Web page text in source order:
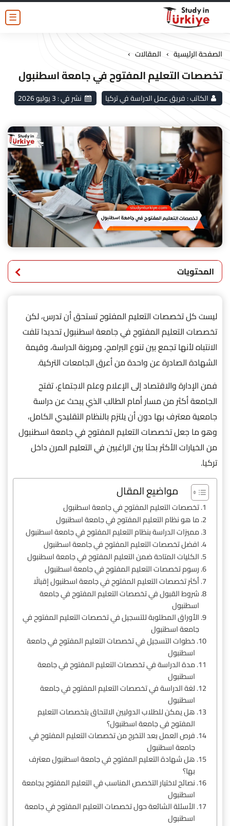
☰
الصفحة الرئيسية › المقالات ›
تخصصات التعليم المفتوح في جامعة اسطنبول
الكاتب :فريق عمل الدراسة في تركيا نشر في :3 يوليو 2026
المحتويات
ليست كل تخصصات التعليم المفتوح تستحق أن تدرس، لكن
تخصصات التعليم المفتوح في جامعة اسطنبول تحديدا تلفت
الانتباه لأنها تجمع بين تنوع البرامج، ومرونة الدراسة، وقيمة
الشهادة الصادرة عن واحدة من أعرق الجامعات التركية.
فمن الإدارة والاقتصاد إلى الإعلام وعلم الاجتماع، تفتح
الجامعة أكثر من مسار أمام الطالب الذي يبحث عن دراسة
جامعية معترف بها دون أن يلتزم بالنظام التقليدي الكامل،
وهو ما جعل تخصصات التعليم المفتوح في جامعة اسطنبول
من الخيارات الأكثر بحثا بين الراغبين في التعليم المرن داخل
تركيا.
مواضيع المقال
تخصصات التعليم المفتوح في جامعة اسطنبول
ما هو نظام التعليم المفتوح في جامعة اسطنبول
مميزات الدراسة بنظام التعليم المفتوح في جامعة اسطنبول
افضل تخصصات التعليم المفتوح في جامعة اسطنبول
الكليات المتاحة ضمن التعليم المفتوح في جامعة اسطنبول
رسوم تخصصات التعليم المفتوح في جامعة اسطنبول
أكثر تخصصات التعليم المفتوح في جامعة اسطنبول إقبالًا
شروط القبول في تخصصات التعليم المفتوح في جامعة
اسطنبول
الأوراق المطلوبة للتسجيل في تخصصات التعليم المفتوح في
جامعة اسطنبول
خطوات التسجيل في تخصصات التعليم المفتوح في جامعة
اسطنبول
مدة الدراسة في تخصصات التعليم المفتوح في جامعة
اسطنبول
لغة الدراسة في تخصصات التعليم المفتوح في جامعة
اسطنبول
هل يمكن للطلاب الدوليين الالتحاق بتخصصات التعليم
المفتوح في جامعة اسطنبول؟
فرص العمل بعد التخرج من تخصصات التعليم المفتوح في
جامعة اسطنبول
هل شهادة التعليم المفتوح في جامعة اسطنبول معترف
بها؟
نصائح لاختيار التخصص المناسب في التعليم المفتوح بجامعة
اسطنبول
الأسئلة الشائعة حول تخصصات التعليم المفتوح في جامعة
اسطنبول